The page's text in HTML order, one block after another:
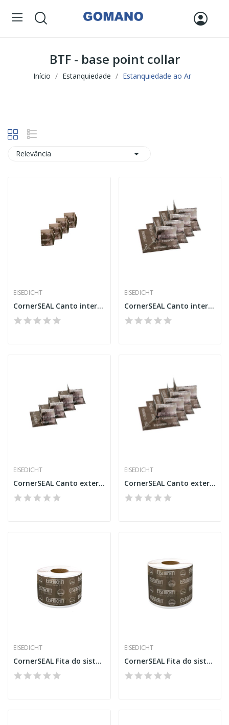
BTF - base point collar
Início Estanquiedade Estanquiedade ao Ar
Relevância 
EISEDICHT
CornerSEAL Canto interno 75 mm Alu-Butyl
EISEDICHT
CornerSEAL Canto interno 115 mm Alu-Butyl
EISEDICHT
CornerSEAL Canto externo 75 mm Alu-Butyl
EISEDICHT
CornerSEAL Canto externo 115 mm Alu-Butyl
EISEDICHT
CornerSEAL Fita do sistema 75 mm Alu-Butyl
EISEDICHT
CornerSEAL Fita do sistema 115 mm Alu-Butyl